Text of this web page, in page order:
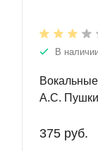
В
А.С.
375 руб.